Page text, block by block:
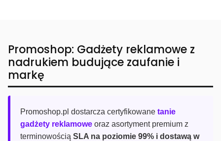
Promoshop: Gadżety reklamowe z
nadrukiem budujące zaufanie i
markę
Promoshop.pl dostarcza certyfikowane tanie
gadżety reklamowe oraz asortyment premium z
terminowością SLA na poziomie 99% i dostawą w